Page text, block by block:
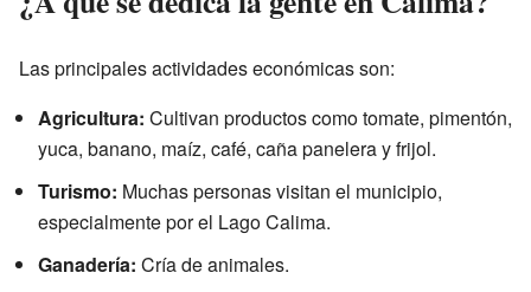
Las principales actividades económicas son:
Agricultura: Cultivan productos como tomate, pimentón,
yuca, banano, maíz, café, caña panelera y frijol.
Turismo: Muchas personas visitan el municipio,
especialmente por el Lago Calima.
Ganadería: Cría de animales.